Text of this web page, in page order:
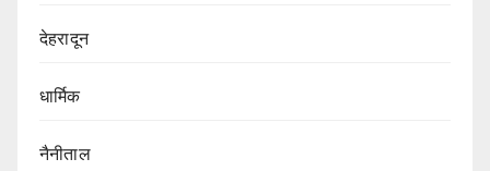
देहरादून
धार्मिक
नैनीताल